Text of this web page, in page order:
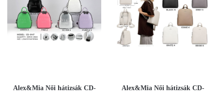
Alex&Mia Női hátizsák CD-
Alex&Mia Női hátizsák CD-